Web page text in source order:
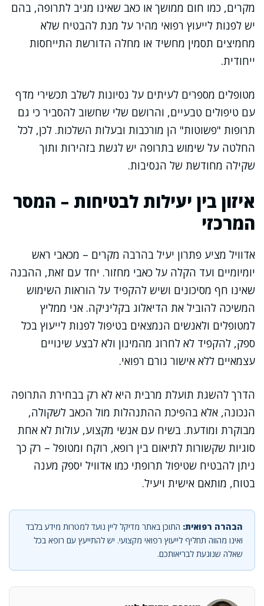
מקרים, כמו חום ממושך או כאב שאינו מגיב לתרופה, בהם
יש לפנות לייעוץ רפואי מהיר על מנת להבטיח שלא
מחמיצים תסמין מחשיד או מחלה הדורשת התייחסות
ייחודית.
מטופלים מספרים לעיתים על נסיונות לשלב תכשירי מדף
עם טיפולים טבעיים, והרושם שלי שחשוב להסביר כי גם
תרופות "פשוטות" הן מורכבות ובעלות השלכות. לכן, לכל
החלטה על שימוש בתרופה יש לגשת בזהירות ותוך
שקילה מחודשת של הנסיבות.
איזון בין יעילות לבטיחות – המסר
המרכזי
אדוויל מציע פתרון יעיל בהרבה מקרים – מכאבי ראש
יומיומיים ועד הקלה על כאבי מחזור. יחד עם זאת, ההבנה
שאינו חף מסיכונים ושיש להקפיד על הוראות השימוש
המשיכה להוביל את הדיאלוג בקליניקה. אני ממליץ
למטופלים ולאנשים הנמצאים בטיפול לפנות לייעוץ בכל
ספק, להקפיד לא לחרוג מהמינון ולא לבצע שינויים
עצמאיים ללא אישור גורם רפואי.
הדרך להשגת תועלת מרבית היא לא רק בבחירת התרופה
הנכונה, אלא בהפיכת ההתנהלות מול הכאב לשקולה,
מבוקרת ומודעת. בשיח עם אנשי מקצוע, עולות לא אחת
סוגיות שקשורות לתיאום בין רופא, רוקח ומטופל – רק כך
ניתן להבטיח שטיפול תרופתי כמו אדוויל יספק מענה
בטוח, מותאם אישית ויעיל.
הבהרה רפואית: התוכן באתר מדיקל ליין נועד למטרות מידע בלבד
ואינו מהווה תחליף לייעוץ רפואי מקצועי. יש להתייעץ עם רופא בכל
שאלה שנוגעת לבריאותכם.